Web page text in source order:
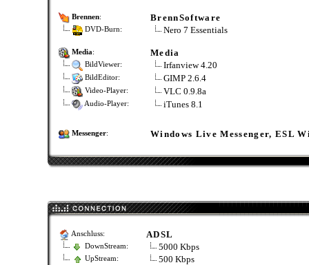
Brennen: BrennSoftware
DVD-Burn: Nero 7 Essentials
Media: Media
BildViewer: Irfanview 4.20
BildEditor: GIMP 2.6.4
Video-Player: VLC 0.9.8a
Audio-Player: iTunes 8.1
Messenger: Windows Live Messenger, ESL
Anschluss: ADSL
DownStream: 5000 Kbps
UpStream: 500 Kbps